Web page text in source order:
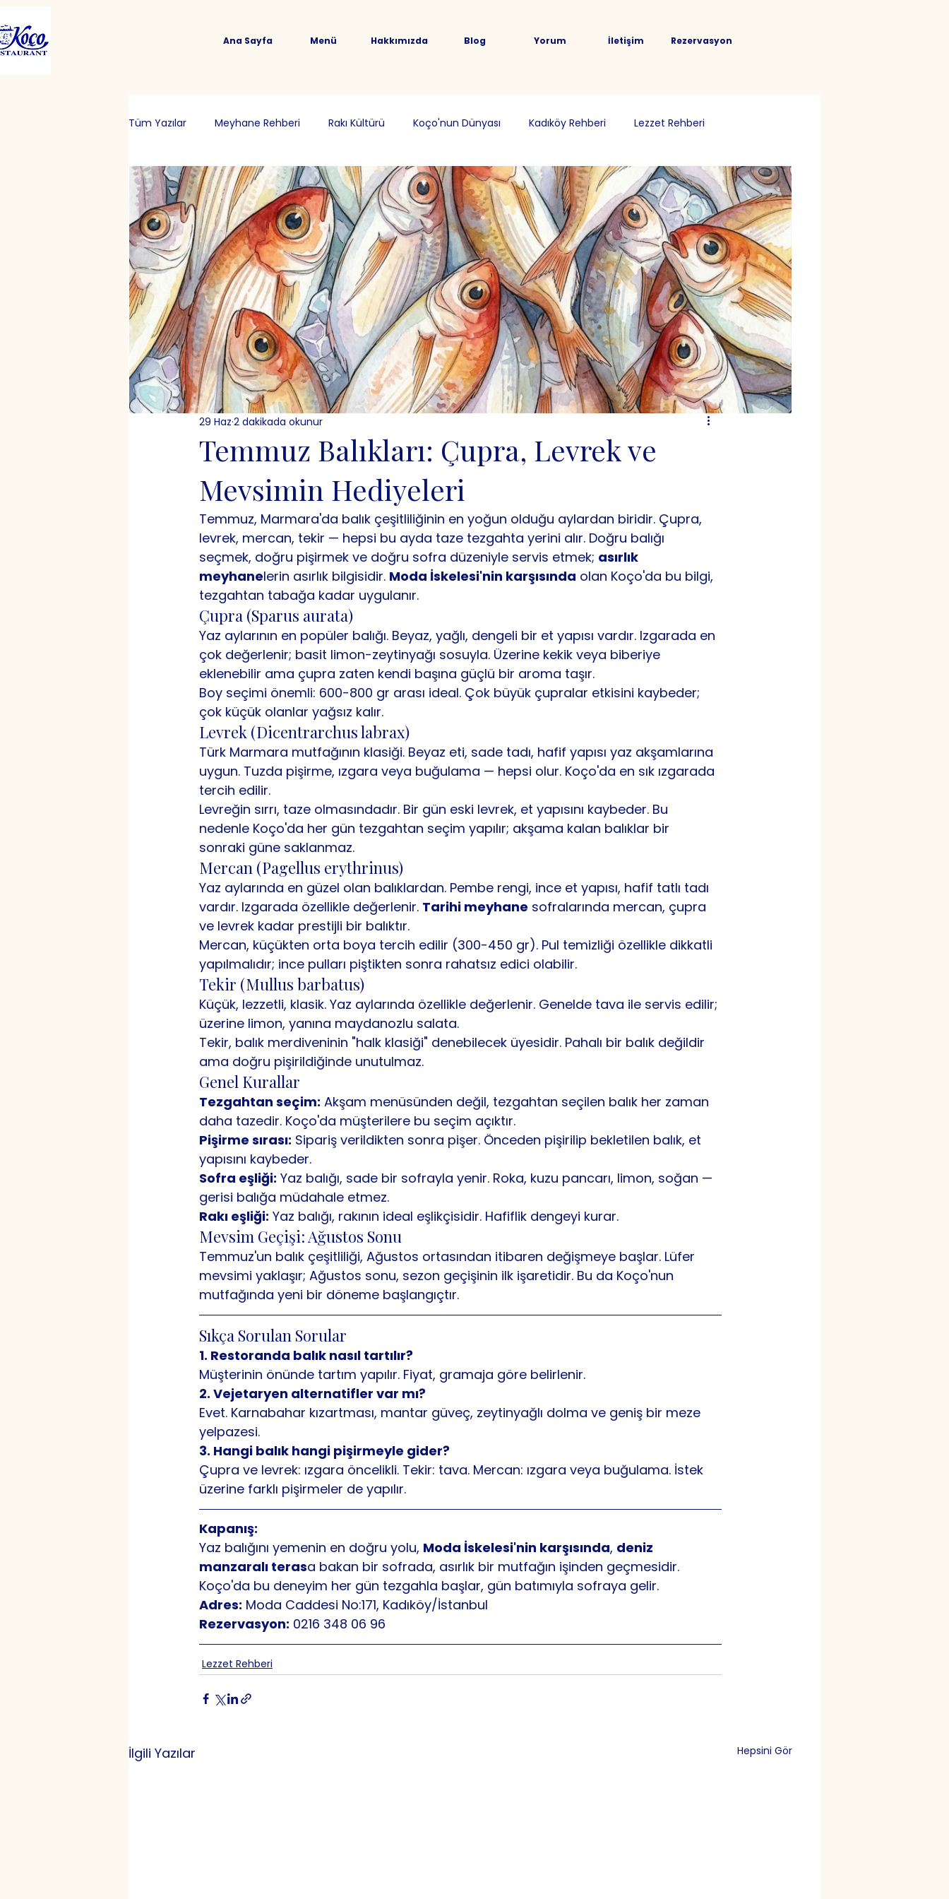
Ana Sayfa Menü Hakkımızda Blog Yorum İletişim Rezervasyon
Tüm Yazılar Meyhane Rehberi Rakı Kültürü Koço'nun Dünyası Kadıköy Rehberi Lezzet Rehberi
Temmuz Balıkları: Çupra, Levrek ve
Mevsimin Hediyeleri
29 Haz 2 dakikada okunur
Temmuz, Marmara'da balık çeşitliliğinin en yoğun olduğu aylardan biridir. Çupra,
levrek, mercan, tekir — hepsi bu ayda taze tezgahta yerini alır. Doğru balığı
seçmek, doğru pişirmek ve doğru sofra düzeniyle servis etmek; asırlık
meyhanelerin asırlık bilgisidir. Moda İskelesi'nin karşısında olan Koço'da bu bilgi,
tezgahtan tabağa kadar uygulanır.
Çupra (Sparus aurata)
Yaz aylarının en popüler balığı. Beyaz, yağlı, dengeli bir et yapısı vardır. Izgarada en
çok değerlenir; basit limon-zeytinyağı sosuyla. Üzerine kekik veya biberiye
eklenebilir ama çupra zaten kendi başına güçlü bir aroma taşır.
Boy seçimi önemli: 600-800 gr arası ideal. Çok büyük çupralar etkisini kaybeder;
çok küçük olanlar yağsız kalır.
Levrek (Dicentrarchus labrax)
Türk Marmara mutfağının klasiği. Beyaz eti, sade tadı, hafif yapısı yaz akşamlarına
uygun. Tuzda pişirme, ızgara veya buğulama — hepsi olur. Koço'da en sık ızgarada
tercih edilir.
Levreğin sırrı, taze olmasındadır. Bir gün eski levrek, et yapısını kaybeder. Bu
nedenle Koço'da her gün tezgahtan seçim yapılır; akşama kalan balıklar bir
sonraki güne saklanmaz.
Mercan (Pagellus erythrinus)
Yaz aylarında en güzel olan balıklardan. Pembe rengi, ince et yapısı, hafif tatlı tadı
vardır. Izgarada özellikle değerlenir. Tarihi meyhane sofralarında mercan, çupra
ve levrek kadar prestijli bir balıktır.
Mercan, küçükten orta boya tercih edilir (300-450 gr). Pul temizliği özellikle dikkatli
yapılmalıdır; ince pulları piştikten sonra rahatsız edici olabilir.
Tekir (Mullus barbatus)
Küçük, lezzetli, klasik. Yaz aylarında özellikle değerlenir. Genelde tava ile servis edilir;
üzerine limon, yanına maydanozlu salata.
Tekir, balık merdiveninin "halk klasiği" denebilecek üyesidir. Pahalı bir balık değildir
ama doğru pişirildiğinde unutulmaz.
Genel Kurallar
Tezgahtan seçim: Akşam menüsünden değil, tezgahtan seçilen balık her zaman
daha tazedir. Koço'da müşterilere bu seçim açıktır.
Pişirme sırası: Sipariş verildikten sonra pişer. Önceden pişirilip bekletilen balık, et
yapısını kaybeder.
Sofra eşliği: Yaz balığı, sade bir sofrayla yenir. Roka, kuzu pancarı, limon, soğan —
gerisi balığa müdahale etmez.
Rakı eşliği: Yaz balığı, rakının ideal eşlikçisidir. Hafiflik dengeyi kurar.
Mevsim Geçişi: Ağustos Sonu
Temmuz'un balık çeşitliliği, Ağustos ortasından itibaren değişmeye başlar. Lüfer
mevsimi yaklaşır; Ağustos sonu, sezon geçişinin ilk işaretidir. Bu da Koço'nun
mutfağında yeni bir döneme başlangıçtır.
Sıkça Sorulan Sorular
1. Restoranda balık nasıl tartılır?
Müşterinin önünde tartım yapılır. Fiyat, gramaja göre belirlenir.
2. Vejetaryen alternatifler var mı?
Evet. Karnabahar kızartması, mantar güveç, zeytinyağlı dolma ve geniş bir meze
yelpazesi.
3. Hangi balık hangi pişirmeyle gider?
Çupra ve levrek: ızgara öncelikli. Tekir: tava. Mercan: ızgara veya buğulama. İstek
üzerine farklı pişirmeler de yapılır.
Kapanış:
Yaz balığını yemenin en doğru yolu, Moda İskelesi'nin karşısında, deniz
manzaralı terasa bakan bir sofrada, asırlık bir mutfağın işinden geçmesidir.
Koço'da bu deneyim her gün tezgahla başlar, gün batımıyla sofraya gelir.
Adres: Moda Caddesi No:171, Kadıköy/İstanbul
Rezervasyon: 0216 348 06 96
Lezzet Rehberi
İlgili Yazılar Hepsini Gör